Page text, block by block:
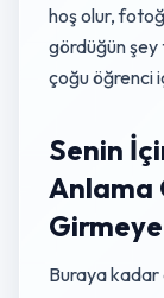
hoş olur,
gördüğün şey
çoğu öğrenci
Senin
Anlama
Buraya kadar